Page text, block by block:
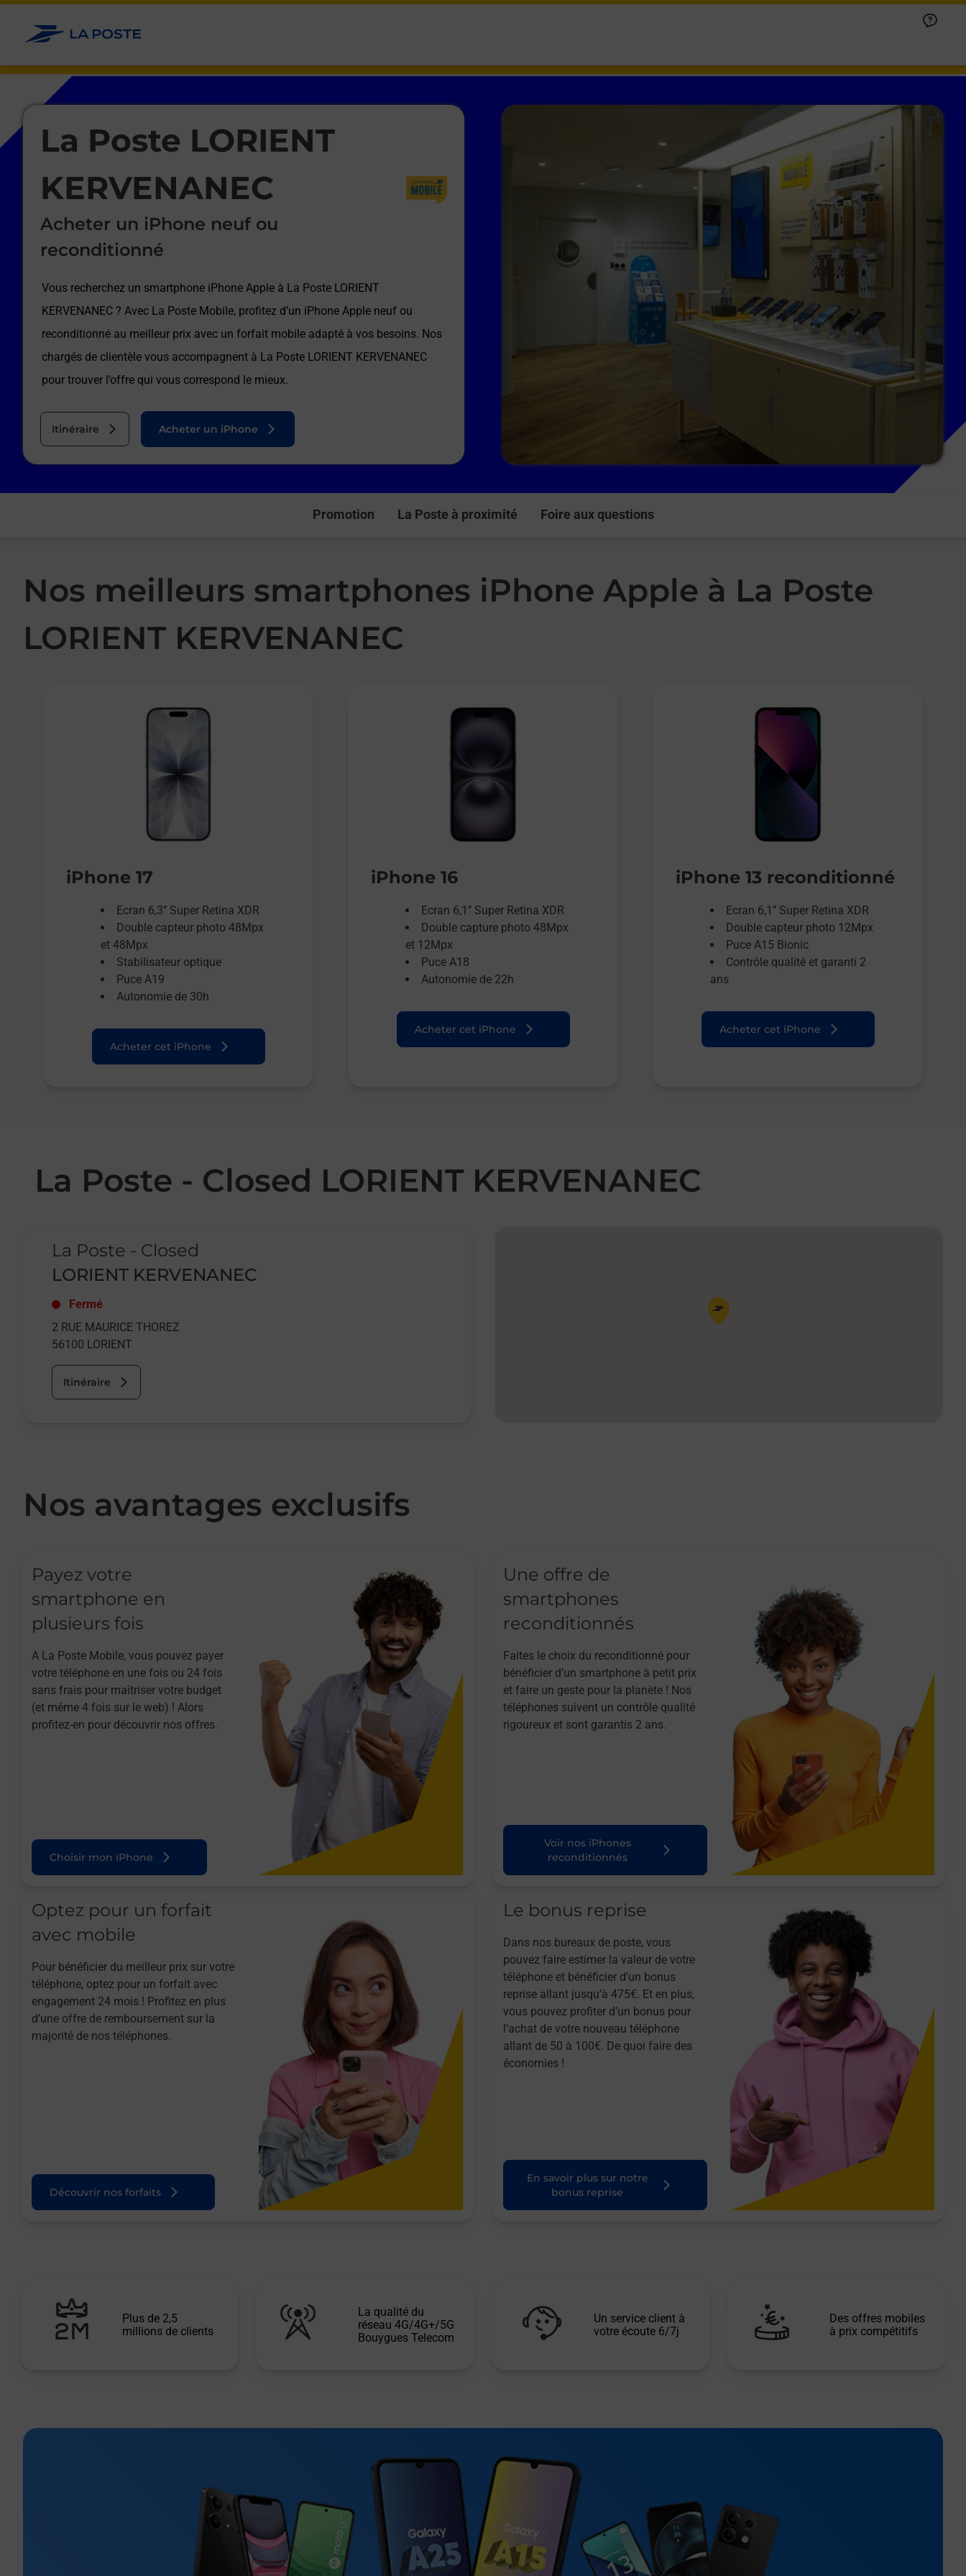
Allez au contenu
La Poste LORIENT
KERVENANEC
Acheter un iPhone neuf ou
reconditionné
Vous recherchez un smartphone iPhone Apple à La Poste LORIENT
KERVENANEC ? Avec La Poste Mobile, profitez d’un iPhone Apple neuf ou
reconditionné au meilleur prix avec un forfait mobile adapté à vos besoins. Nos
chargés de clientèle vous accompagnent à La Poste LORIENT KERVENANEC
pour trouver l’offre qui vous correspond le mieux.
Itinéraire
Le lien s'ouvre dans un nouvel onglet
Acheter un iPhone
Promotion La Poste à proximité Foire aux questions
Nos meilleurs smartphones iPhone Apple à La Poste
LORIENT KERVENANEC
iPhone 17
Ecran 6,3’’ Super Retina XDR
Double capteur photo 48Mpx
et 48Mpx
Stabilisateur optique
Puce A19
Autonomie de 30h
Acheter cet iPhone
iPhone 16
Ecran 6,1’’ Super Retina XDR
Double capture photo 48Mpx
et 12Mpx
Puce A18
Autonomie de 22h
Acheter cet iPhone
iPhone 13 reconditionné
Ecran 6,1’’ Super Retina XDR
Double capteur photo 12Mpx
Puce A15 Bionic
Contrôle qualité et garanti 2
ans
Acheter cet iPhone
La Poste - Closed LORIENT KERVENANEC
La Poste - Closed
LORIENT KERVENANEC
Fermé
2 RUE MAURICE THOREZ
56100 LORIENT
Itinéraire
Pin de la carte
Nos avantages exclusifs
Payez votre
smartphone en
plusieurs fois
A La Poste Mobile, vous pouvez payer
votre téléphone en une fois ou 24 fois
sans frais pour maîtriser votre budget
(et même 4 fois sur le web) ! Alors
profitez-en pour découvrir nos offres.
Choisir mon iPhone
Une offre de
smartphones
reconditionnés
Faites le choix du reconditionné pour
bénéficier d’un smartphone à petit prix
et faire un geste pour la planète ! Nos
téléphones suivent un contrôle qualité
rigoureux et sont garantis 2 ans.
Voir nos iPhones
reconditionnés
Optez pour un forfait
avec mobile
Pour bénéficier du meilleur prix sur votre
téléphone, optez pour un forfait avec
engagement 24 mois ! Profitez en plus
d’une offre de remboursement sur la
majorité de nos téléphones.
Découvrir nos forfaits
Le bonus reprise
Dans nos bureaux de poste, vous
pouvez faire estimer la valeur de votre
téléphone et bénéficier d’un bonus
reprise allant jusqu’à 475€. Et en plus,
vous pouvez profiter d’un bonus pour
l’achat de votre nouveau téléphone
allant de 50 à 100€. De quoi faire des
économies !
En savoir plus sur notre
bonus reprise
Plus de 2,5
millions de clients
La qualité du
réseau 4G/4G+/5G
Bouygues Telecom
Un service client à
votre écoute 6/7j
Des offres mobiles
à prix compétitifs
Le lien s'ouvre dans un nouvel onglet
Afficher ou masquer la réponse
Afficher ou masquer la réponse
Afficher ou masquer la réponse
Afficher ou masquer la réponse
Afficher ou masquer la réponse
Afficher ou masquer la réponse